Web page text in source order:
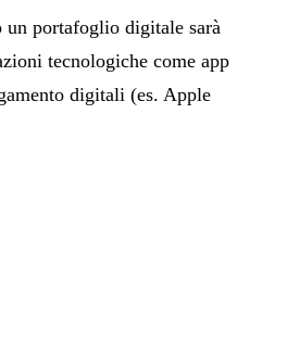
un portafoglio digitale sarà
tecnologiche come app
digitali (es. Apple